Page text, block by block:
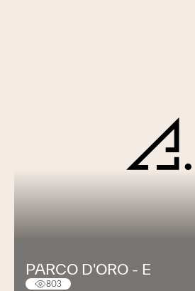
PARCO D'ORO - E
803